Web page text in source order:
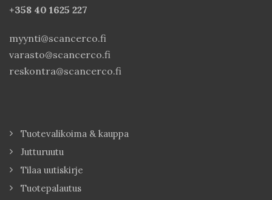
+358 40 1625 227
myynti@scancerco.fi
varasto@scancerco.fi
reskontra@scancerco.fi
Tuotevalikoima & kauppa
Jutturuutu
Tilaa uutiskirje
Tuotepalautus